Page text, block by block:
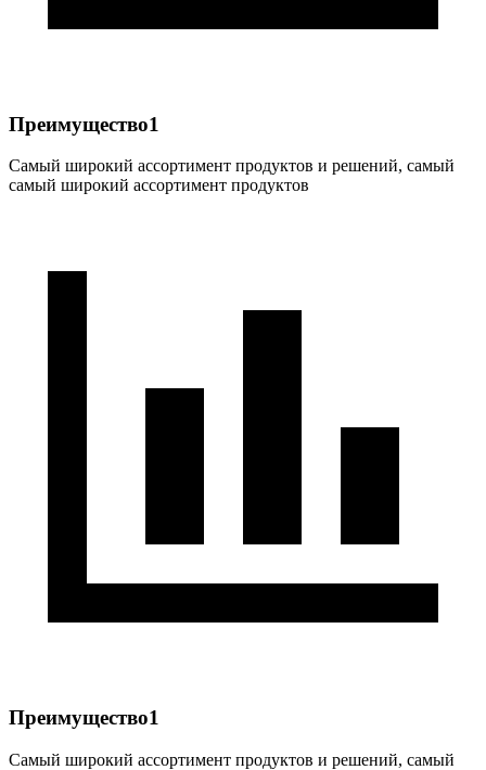
Преимущество1
Самый широкий ассортимент продуктов и решений, самый
самый широкий ассортимент продуктов
Преимущество1
Самый широкий ассортимент продуктов и решений, самый